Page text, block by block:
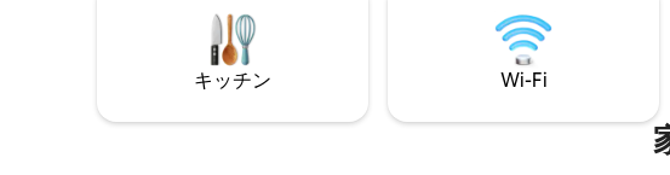
ン用品、食器が備わっています。 1台分の
有料駐車場200/日 サマーパインズレジデ
ンスは、マルコスハイウェイ沿いの商業
用/住宅用コンドテルです。 FBページ名：
Eight Pillows Baguio Property Rentals
者、カップル、ビジネス
でマニラに旅行する人々
ています。 私たちの小さなロフトは天井
が低いです。 背の高い人
上）向けではありません。
キッチン Wi-Fi